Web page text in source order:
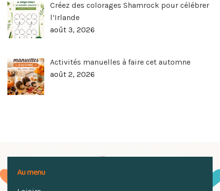
Créez des colorages Shamrock pour célébrer
l’Irlande
août 3, 2026
Activités manuelles à faire cet automne
août 2, 2026
Au menu